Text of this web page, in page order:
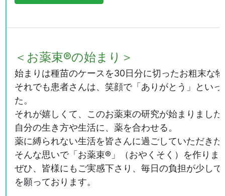
＜お薬束®の始まり＞
始まりは種苗のケースを30日分に切ったお粗末な
それでも患者さんは、笑顔で「ありがとう」とい
た。
それが嬉しくて、このお薬束の研究が始まりました
自分の生き方や生活に、薬を合わせる。
薬に縛られない生活を皆さんに過ごしていただきた
そんな思いで「お薬束®」（おやくそく）を作りま
ぜひ、皆様にもご実感下さり、毎日の負担が少し
を願っております。